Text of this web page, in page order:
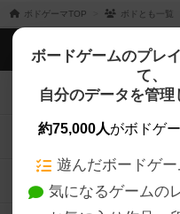
ボドゲーマTOP ボドとも一覧
ボードゲームのプレ
て、
自分のデータを管理
約75,000人がボドゲ
遊んだボードゲ
気になるゲームの
ボドゲーマTOP
ボードゲームを検索す
ボードゲームの新着レ
ボードゲーム会情報